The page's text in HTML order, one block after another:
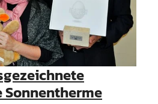
Sonnentherme